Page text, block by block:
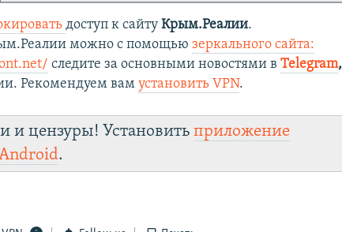
доступ к сайтуКрым.Реалии.
можно с помощьюзеркального сайта:
следите за основными новостями вTelegram,
Рекомендуем вамустановить VPN.
и цензуры! Установитьприложение
.